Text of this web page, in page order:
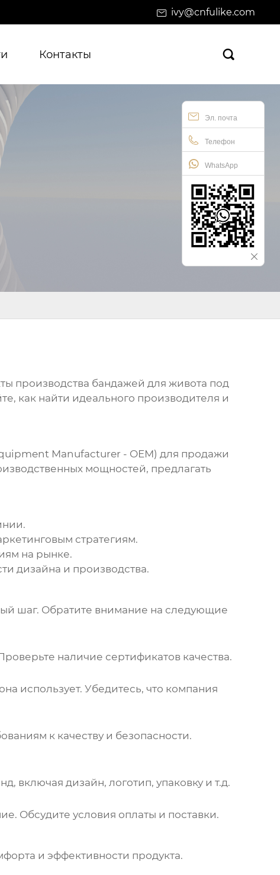
ivy@cnfulike.com
Контакты 
Эл. почта
Телефон
WhatsApp
производства бандажей для живота под
как найти идеального производителя и
Manufacturer - OEM) для продажи
мощностей, предлагать
стратегиям.
на рынке.
дизайна и производства.
шаг. Обратите внимание на следующие
наличие сертификатов качества.
использует. Убедитесь, что компания
к качеству и безопасности.
включая дизайн, логотип, упаковку и т.д.
Обсудите условия оплаты и поставки.
и эффективности продукта.